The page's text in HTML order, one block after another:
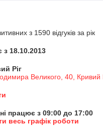
з 1590 відгуків за рік
18.10.2013
Ріг
Великого, 40, Кривий
працює з 09:00 до 17:00
весь графік роботи